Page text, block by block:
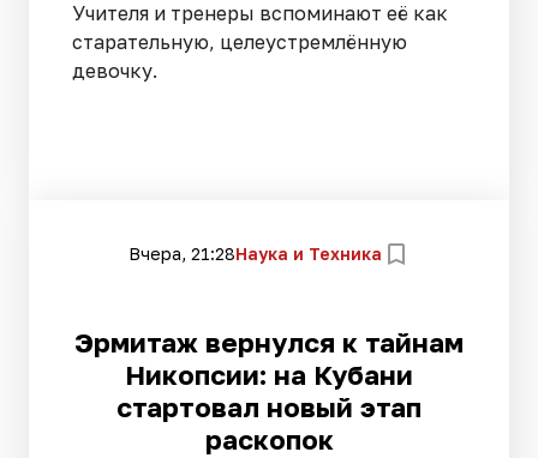
Учителя и тренеры вспоминают её как
старательную, целеустремлённую
девочку.
Вчера, 21:28Наука и Техника
Эрмитаж вернулся к тайнам
Никопсии: на Кубани
стартовал новый этап
раскопок